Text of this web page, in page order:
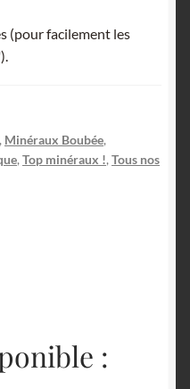
(pour facilement les
, Minéraux Boubée,
, Top minéraux !, Tous nos
: